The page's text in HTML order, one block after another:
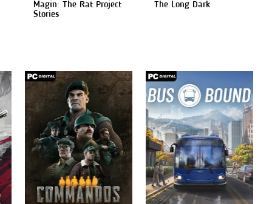
Magin: The Rat Project
Stories
The Long Dark